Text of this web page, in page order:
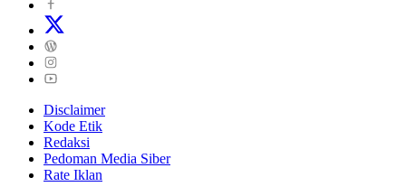
Disclaimer
Kode Etik
Redaksi
Pedoman Media Siber
Rate Iklan